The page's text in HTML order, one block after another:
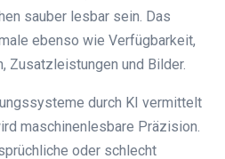
sauber lesbar sein. Das
ebenso wie Verfügbarkeit,
Zusatzleistungen und Bilder.
durch KI vermittelt
maschinenlesbare Präzision.
oder schlecht